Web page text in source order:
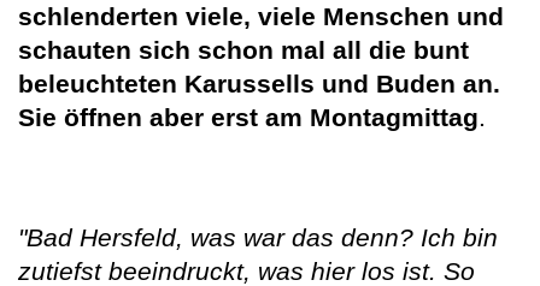
schlenderten viele, viele Menschen und
schauten sich schon mal all die bunt
beleuchteten Karussells und Buden an.
Sie öffnen aber erst am Montagmittag.
"Bad Hersfeld, was war das denn? Ich bin
zutiefst beeindruckt, was hier los ist. So